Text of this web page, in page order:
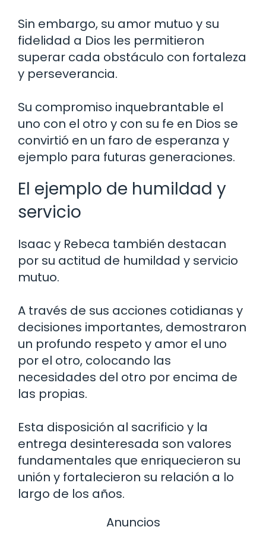
Sin embargo, su amor mutuo y su
fidelidad a Dios les permitieron
superar cada obstáculo con fortaleza
y ​​perseverancia.
Su compromiso inquebrantable el
uno con el otro y con su fe en Dios se
convirtió en un faro de esperanza y
ejemplo para futuras generaciones.
El ejemplo de humildad y
servicio
Isaac y Rebeca también destacan
por su actitud de humildad y servicio
mutuo.
A través de sus acciones cotidianas y
decisiones importantes, demostraron
un profundo respeto y amor el uno
por el otro, colocando las
necesidades del otro por encima de
las propias.
Esta disposición al sacrificio y la
entrega desinteresada son valores
fundamentales que enriquecieron su
unión y fortalecieron su relación a lo
largo de los años.
Anuncios